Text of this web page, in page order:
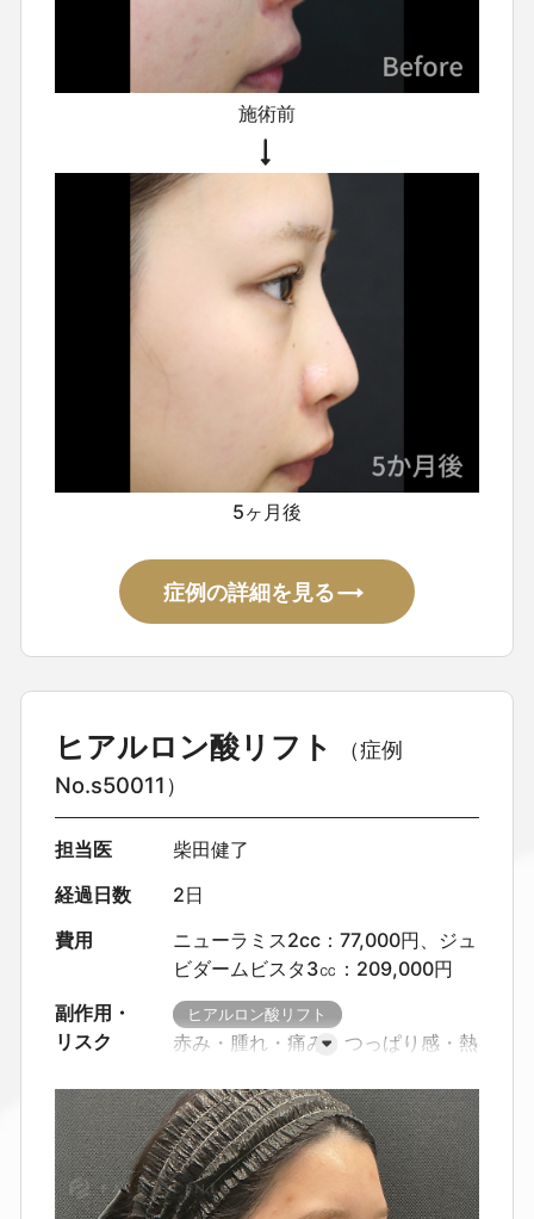
剤・麻酔）
全身症状（だるさ・発
小鼻の付け根を切開し、計測した範
囲の皮膚や組織を切除・調整する手
術です。
傷は小鼻の脇に沿って生
じます。目立ちにくい部位ですが、
完全に消失するわけではありませ
術後しばらくの間、傷は赤み
を帯びた状態になりますが、時間の
経過とともに徐々に落ち着きます。
手術後、鼻孔の左右差が強調され
て見えることがあります。
に、眼の下に皮下出血が出現するこ
とがあります。
体質により、傷跡
がケロイドや瘢痕として目立つこと
があります。
施術前
5ヶ月後
症例の詳細を見る
ヒアルロン酸リフト
（症例
No.s50011）
担当医
柴田健了
経過日数
2日
費用
ニューラミス2cc：77,000円、ジュ
ビダームビスタ3㏄：209,000円
副作用・
リスク
ヒアルロン酸リフト
赤み・腫れ・痛み・つっぱり感・熱
左右差
感染（まれに抗生剤対応
が必要）
血管内注入による血流障
害（非常にまれ）
皮膚壊死（極め
てまれ）